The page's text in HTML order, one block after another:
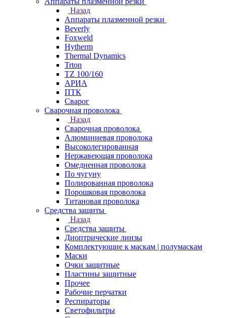
Назад
Аппараты плазменной резки
Beverly
Foxweld
Hytherm
Thermal Dynamics
Trton
TZ 100/160
АРИА
ПТК
Сварог
Сварочная проволока
Назад
Сварочная проволока
Алюминиевая проволока
Высоколегированная
Нержавеющая проволока
Омедненная проволока
По чугуну
Полированная проволока
Порошковая проволока
Титановая проволока
Средства защиты
Назад
Средства защиты
Диоптрические линзы
Комплектующие к маскам | полумаскам
Маски
Очки защитные
Пластины защитные
Прочее
Рабочие перчатки
Респираторы
Светофильтры